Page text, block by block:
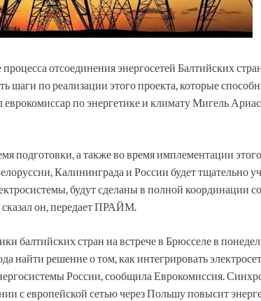
отсоединения энергосетей Балтийских
шаги по реализации этого проекта, которые
еврокомиссар по энергетике и климату Мигель
подготовки, а также во время имплементации
Калининграда и России будет тщательно
будут сделаны в полной координации
он, передает ПРАЙМ.
балтийских стран на встрече в Брюсселе в
найти решение о том, как интегрировать
России, сообщила Еврокомиссия.
с европейской сетью через Польшу повысит